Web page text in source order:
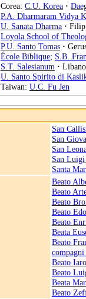
Corea: C.U. Korea ·
P.A. Dharmaram Vidya
U. Sanata Dharma ·
Loyola School of
P.U. Santo Tomas ·
École Biblique; S.B.
S.T. Salesianum ·
U. Santo Spirito di
Taiwan: U.C. Fu Jen
San
San
San
San
Santa
Beato
Beato
Beato
Beato
Beato
Beata
Beato
Beato
Beato
Beata
Beato